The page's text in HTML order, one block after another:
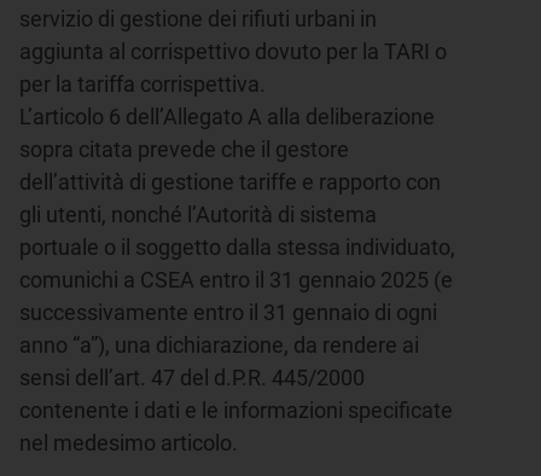
servizio di gestione dei rifiuti urbani in
aggiunta al corrispettivo dovuto per la TARI o
per la tariffa corrispettiva.
L’articolo 6 dell’Allegato A alla deliberazione
sopra citata prevede che il gestore
dell’attività di gestione tariffe e rapporto con
gli utenti, nonché l’Autorità di sistema
portuale o il soggetto dalla stessa individuato,
comunichi a CSEA entro il 31 gennaio 2025 (e
successivamente entro il 31 gennaio di ogni
anno “a”), una dichiarazione, da rendere ai
sensi dell’art. 47 del d.P.R. 445/2000
contenente i dati e le informazioni specificate
nel medesimo articolo.